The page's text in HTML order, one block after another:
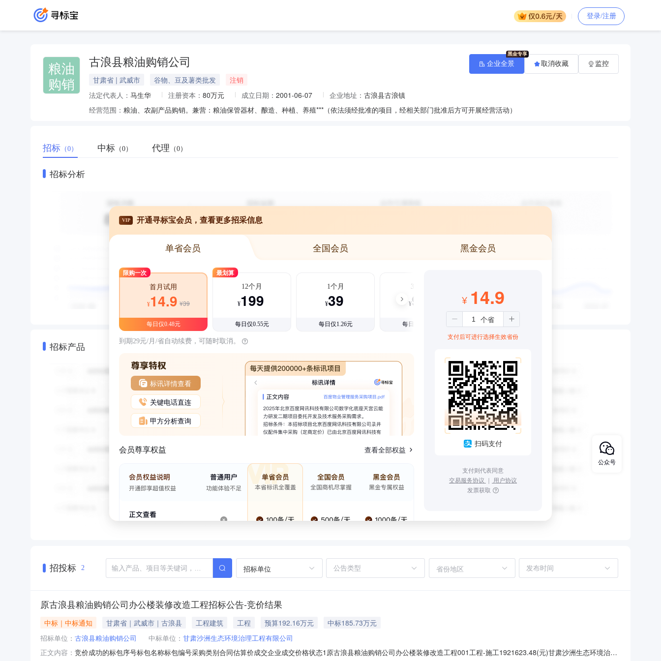
登录/注册
粮油
购销
古浪县粮油购销公司
甘肃省 | 武威市 谷物、豆及薯类批发
注销
法定代表人： 马生华 注册资本： 80万元 成立日期： 2001-06-07 企业地址： 古浪县古浪镇
经营范围： 粮油、农副产品购销。兼营：粮油保管器材、酿造、种植、养殖***（依法须经批准的项目，经相关部门批准后方可开展经营活动）
企业全景 取消收藏 监控
招标 （0） 中标 （0） 代理 （0）
招标分析
招标产品
VIP 开通寻标宝会员，查看更多招采信息
单省会员 全国会员 黑金会员
限购一次
首月试用
¥14.9 ¥39
每日仅0.48元
最划算
12个月
¥199
每日仅0.55元
1个月
¥39
每日仅1.26元
3个月
¥99
每日仅1.08元
到期29元/月/省自动续费，可随时取消。
标讯详情查看
关键电话直连
甲方分析查询
会员尊享权益 查看全部权益
¥ 14.9
支付后可进行选择生效省份
扫码支付
支付则代表同意
交易服务协议 ｜ 用户协议
发票获取
招投标 2 招标单位 省份地区
原古浪县粮油购销公司办公楼装修改造工程招标公告-竞价结果
中标｜中标通知 甘肃省｜武威市｜古浪县 工程建筑 工程 预算192.16万元
中标185.73万元
招标单位： 古浪县粮油购销公司 中标单位： 甘肃沙洲生态环境治理工程有限公司
正文内容： 竞价成功的标包序号标包名称标包编号采购类别合同估算价成交企业成交价格状态1原古浪县粮油购销公司办公楼装修改造工程001工程-施工1921623.48(元)甘肃沙洲生态环境治理
公众号